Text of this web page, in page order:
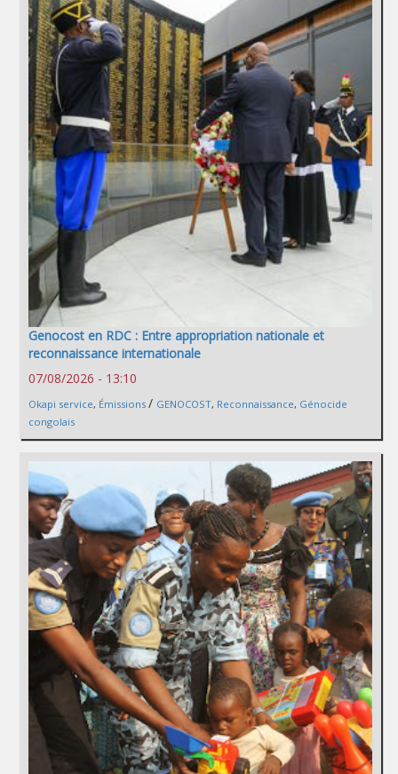
Genocost en RDC : Entre appropriation nationale et
reconnaissance internationale
07/08/2026 - 13:10
Okapi service, Émissions / GENOCOST, Reconnaissance, Génocide
congolais